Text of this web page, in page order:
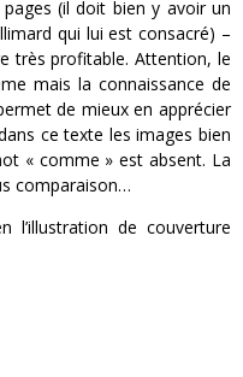
(il doit bien y avoir un
qui lui est consacré) –
très profitable. Attention, le
mais la connaissance de
de mieux en apprécier
ce texte les images bien
« comme » est absent. La
comparaison…
l’illustration de couverture